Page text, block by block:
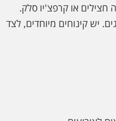
חצילים או קרפצ'יו סלק.
יש קינוחים מיוחדים, לצד